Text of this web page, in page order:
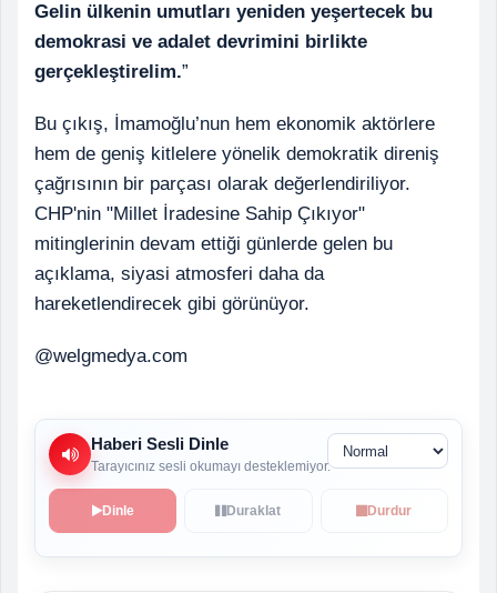
Gelin ülkenin umutları yeniden yeşertecek bu
demokrasi ve adalet devrimini birlikte
gerçekleştirelim.”
Bu çıkış, İmamoğlu’nun hem ekonomik aktörlere
hem de geniş kitlelere yönelik demokratik direniş
çağrısının bir parçası olarak değerlendiriliyor.
CHP'nin "Millet İradesine Sahip Çıkıyor"
mitinglerinin devam ettiği günlerde gelen bu
açıklama, siyasi atmosferi daha da
hareketlendirecek gibi görünüyor.
@welgmedya.com
Haberi Sesli Dinle
Tarayıcınız sesli okumayı desteklemiyor.
Dinle Duraklat Durdur